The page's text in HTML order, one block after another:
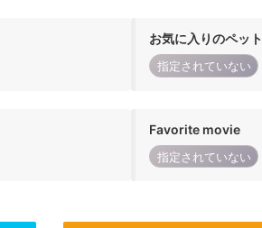
お気に入りのペット
指定されていない
Favorite movie
指定されていない